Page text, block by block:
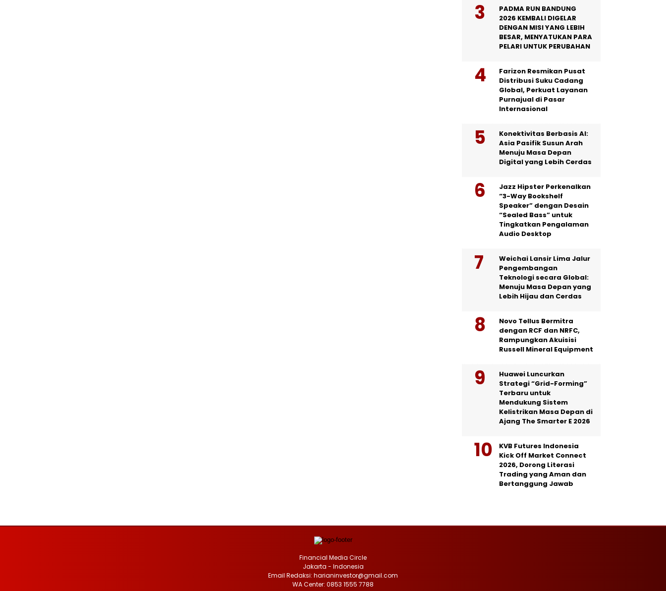
PADMA RUN BANDUNG
2026 KEMBALI DIGELAR
DENGAN MISI YANG LEBIH
BESAR, MENYATUKAN PARA
PELARI UNTUK PERUBAHAN
Farizon Resmikan Pusat
Distribusi Suku Cadang
Global, Perkuat Layanan
Purnajual di Pasar
Internasional
Konektivitas Berbasis AI:
Asia Pasifik Susun Arah
Menuju Masa Depan
Digital yang Lebih Cerdas
Jazz Hipster Perkenalkan
“3-Way Bookshelf
Speaker” dengan Desain
“Sealed Bass” untuk
Tingkatkan Pengalaman
Audio Desktop
Weichai Lansir Lima Jalur
Pengembangan
Teknologi secara Global:
Menuju Masa Depan yang
Lebih Hijau dan Cerdas
Novo Tellus Bermitra
dengan RCF dan NRFC,
Rampungkan Akuisisi
Russell Mineral Equipment
Huawei Luncurkan
Strategi “Grid-Forming”
Terbaru untuk
Mendukung Sistem
Kelistrikan Masa Depan di
Ajang The Smarter E 2026
KVB Futures Indonesia
Kick Off Market Connect
2026, Dorong Literasi
Trading yang Aman dan
Bertanggung Jawab
Financial Media Circle
Jakarta - Indonesia
Email Redaksi: harianinvestor@gmail.com
WA Center: 0853 1555 7788